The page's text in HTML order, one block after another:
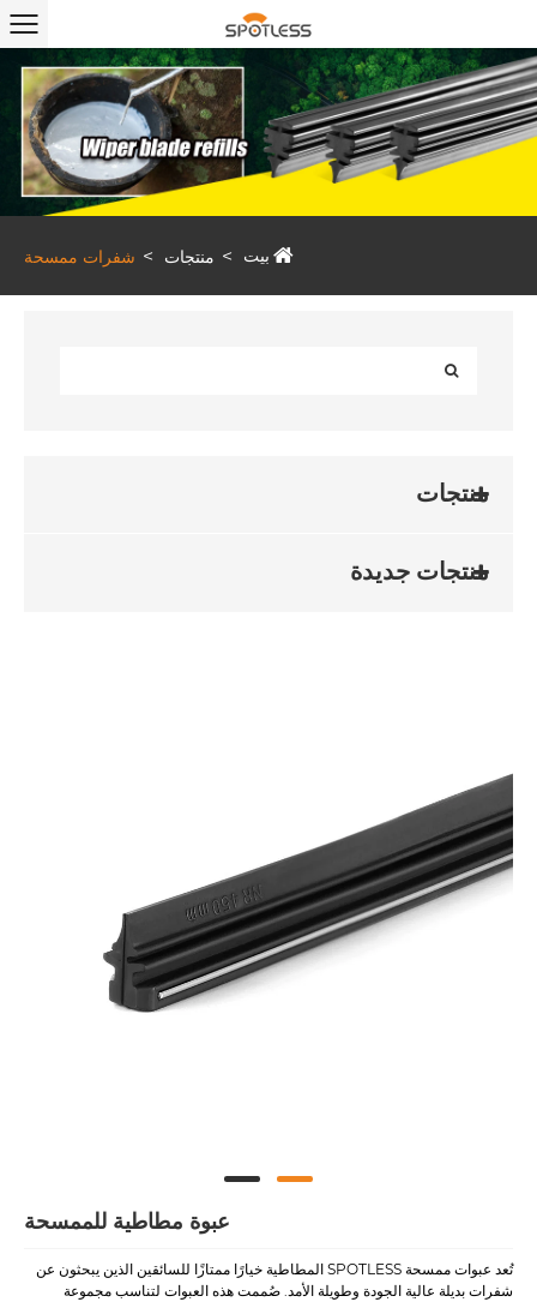
بيت منتجات شفرات ممسحة
منتجات
منتجات جديدة
عبوة مطاطية للممسحة
تُعد عبوات ممسحة SPOTLESS المطاطية خيارًا ممتازًا للسائقين الذين يبحثون عن
شفرات بديلة عالية الجودة وطويلة الأمد. صُممت هذه العبوات لتناسب مجموعة